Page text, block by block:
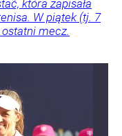
która zapisała
W piątek (tj. 7
mecz.